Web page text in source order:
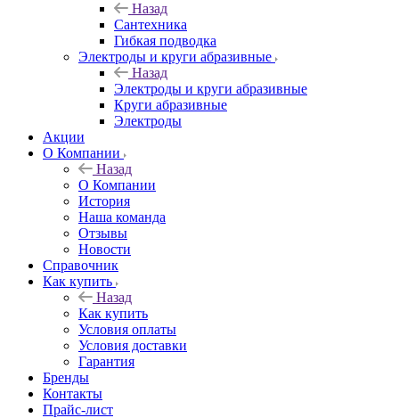
Назад
Сантехника
Гибкая подводка
Электроды и круги абразивные
Назад
Электроды и круги абразивные
Круги абразивные
Электроды
Акции
О Компании
Назад
О Компании
История
Наша команда
Отзывы
Новости
Справочник
Как купить
Назад
Как купить
Условия оплаты
Условия доставки
Гарантия
Бренды
Контакты
Прайс-лист